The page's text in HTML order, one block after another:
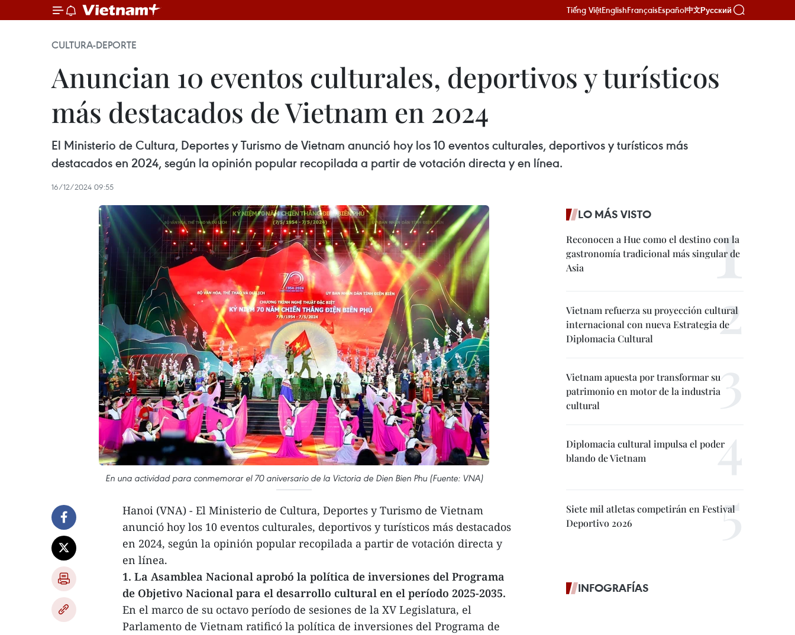
Tiếng ViệtEnglishFrançaisEspañol中文Русский
CULTURA-DEPORTE
Anuncian 10 eventos culturales, deportivos y turísticos
más destacados de Vietnam en 2024
El Ministerio de Cultura, Deportes y Turismo de Vietnam anunció hoy los 10 eventos culturales, deportivos y turísticos más
destacados en 2024, según la opinión popular recopilada a partir de votación directa y en línea.
16/12/2024 09:55
En una actividad para conmemorar el 70 aniversario de la Victoria de Dien Bien Phu (Fuente: VNA)
Hanoi (VNA) - El Ministerio de Cultura, Deportes y Turismo de Vietnam
anunció hoy los 10 eventos culturales, deportivos y turísticos más destacados
en 2024, según la opinión popular recopilada a partir de votación directa y
en línea.
1. La Asamblea Nacional aprobó la política de inversiones del Programa
de Objetivo Nacional para el desarrollo cultural en el período 2025-2035.
En el marco de su octavo período de sesiones de la XV Legislatura, el
Parlamento de Vietnam ratificó la política de inversiones del Programa de
LO MÁS VISTO
Reconocen a Hue como el destino con la
gastronomía tradicional más singular de
Asia
Vietnam refuerza su proyección cultural
internacional con nueva Estrategia de
Diplomacia Cultural
Vietnam apuesta por transformar su
patrimonio en motor de la industria
cultural
Diplomacia cultural impulsa el poder
blando de Vietnam
Siete mil atletas competirán en Festival
Deportivo 2026
INFOGRAFÍAS